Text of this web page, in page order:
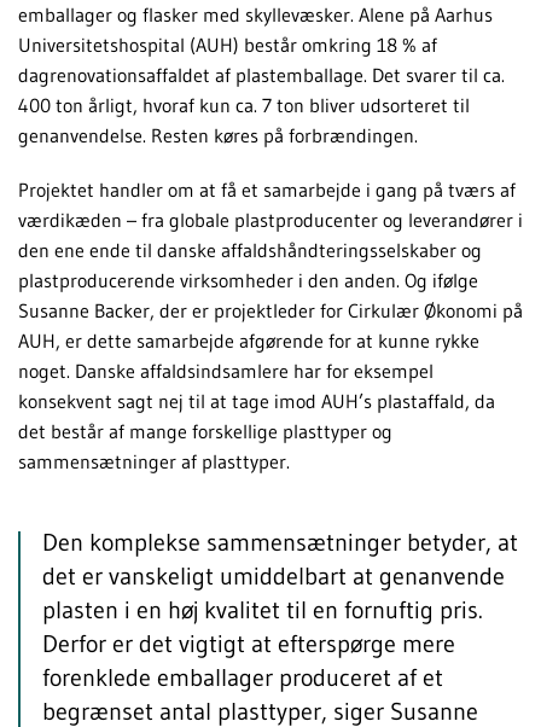
emballager og flasker med skyllevæsker. Alene på Aarhus
Universitetshospital (AUH) består omkring 18 % af
dagrenovationsaffaldet af plastemballage. Det svarer til ca.
400 ton årligt, hvoraf kun ca. 7 ton bliver udsorteret til
genanvendelse. Resten køres på forbrændingen.
Projektet handler om at få et samarbejde i gang på tværs af
værdikæden – fra globale plastproducenter og leverandører i
den ene ende til danske affaldshåndteringsselskaber og
plastproducerende virksomheder i den anden. Og ifølge
Susanne Backer, der er projektleder for Cirkulær Økonomi på
AUH, er dette samarbejde afgørende for at kunne rykke
noget. Danske affaldsindsamlere har for eksempel
konsekvent sagt nej til at tage imod AUH’s plastaffald, da
det består af mange forskellige plasttyper og
sammensætninger af plasttyper.
Den komplekse sammensætninger betyder, at
det er vanskeligt umiddelbart at genanvende
plasten i en høj kvalitet til en fornuftig pris.
Derfor er det vigtigt at efterspørge mere
forenklede emballager produceret af et
begrænset antal plasttyper, siger Susanne